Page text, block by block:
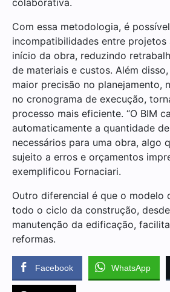
Com essa metodologia, é
incompatibilidades entre projetos
início da obra, reduzindo
de materiais e custos. Além
maior precisão no planejamento,
no cronograma de execução,
processo mais eficiente. “O BIM
automaticamente a quantidade
necessários para uma obra, algo
sujeito a erros e orçamentos
exemplificou Fornaciari.
Outro diferencial é que o modelo
todo o ciclo da construção,
manutenção da edificação,
reformas.
Facebook WhatsApp